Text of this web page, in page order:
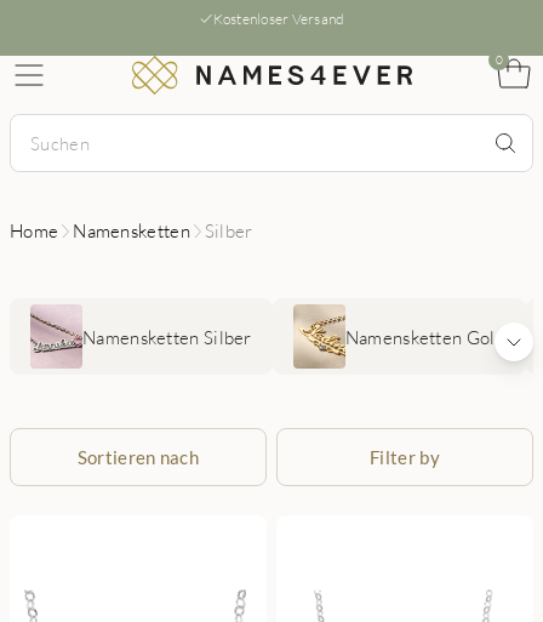
Kostenloser Versand
0
Home Namensketten Silber
Namensketten Silber Namensketten Gold
Sortieren nach Filter by